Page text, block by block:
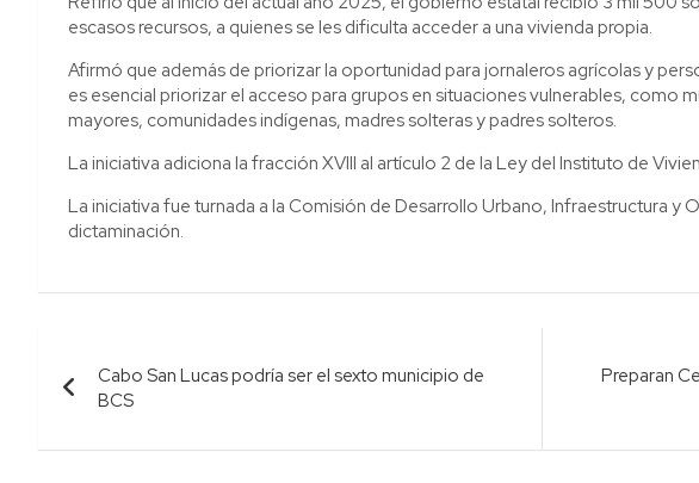
escasos recursos, a quienes se les dificulta acceder a una vivienda propia.
Afirmó que además de priorizar la oportunidad para jornaleros agrícolas y
es esencial priorizar el acceso para grupos en situaciones vulnerables, como
mayores, comunidades indígenas, madres solteras y padres solteros.
La iniciativa adiciona la fracción XVIII al artículo 2 de la Ley del Instituto de
La iniciativa fue turnada a la Comisión de Desarrollo Urbano, Infraestructura y
dictaminación.
Navegación
de
entradas
Cabo San Lucas podría ser el sexto municipio de
BCS
Preparan